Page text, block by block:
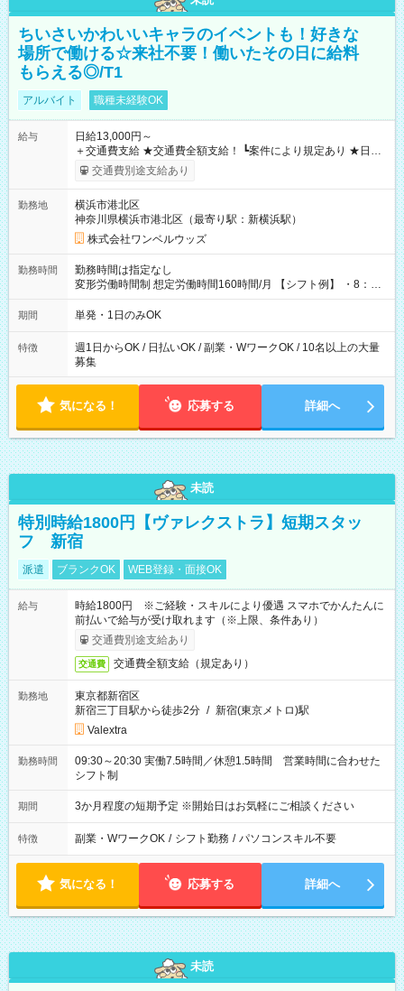
ちいさいかわいいキャラのイベントも！好きな
場所で働ける☆来社不要！働いたその日に給料
もらえる◎/T1
アルバイト 職種未経験OK
給与
日給13,000円～
＋交通費支給 ★交通費全額支給！ ┗案件により規定あり ★日払
いOK！（規定あり） ┗働いたその日に現金GET♪ お仕事後はコ
ンビニATMから 日払い分を引き落とせます！ 【試用期間】試
交通費別途支給あり
勤務地
横浜市港北区
神奈川県横浜市港北区（最寄り駅：新横浜駅）
株式会社ワンベルウッズ
勤務時間
勤務時間は指定なし
変形労働時間制 想定労働時間160時間/月 【シフト例】 ・8：00
～21：00
期間 単発・1日のみOK
特徴
週1日からOK / 日払いOK / 副業・WワークOK / 10名以上の大量
募集
気になる！ 応募する 詳細へ
未読
特別時給1800円【ヴァレクストラ】短期スタッ
フ 新宿
派遣 ブランクOK WEB登録・面接OK
給与
時給1800円 ※ご経験・スキルにより優遇 スマホでかんたんに
前払いで給与が受け取れます（※上限、条件あり）
交通費別途支給あり
交通費 交通費全額支給（規定あり）
勤務地
東京都新宿区
新宿三丁目駅から徒歩2分 / 新宿(東京メトロ)駅
Valextra
勤務時間
09:30～20:30 実働7.5時間／休憩1.5時間 営業時間に合わせた
シフト制
期間 3か月程度の短期予定 ※開始日はお気軽にご相談ください
特徴 副業・WワークOK / シフト勤務 / パソコンスキル不要
気になる！ 応募する 詳細へ
未読